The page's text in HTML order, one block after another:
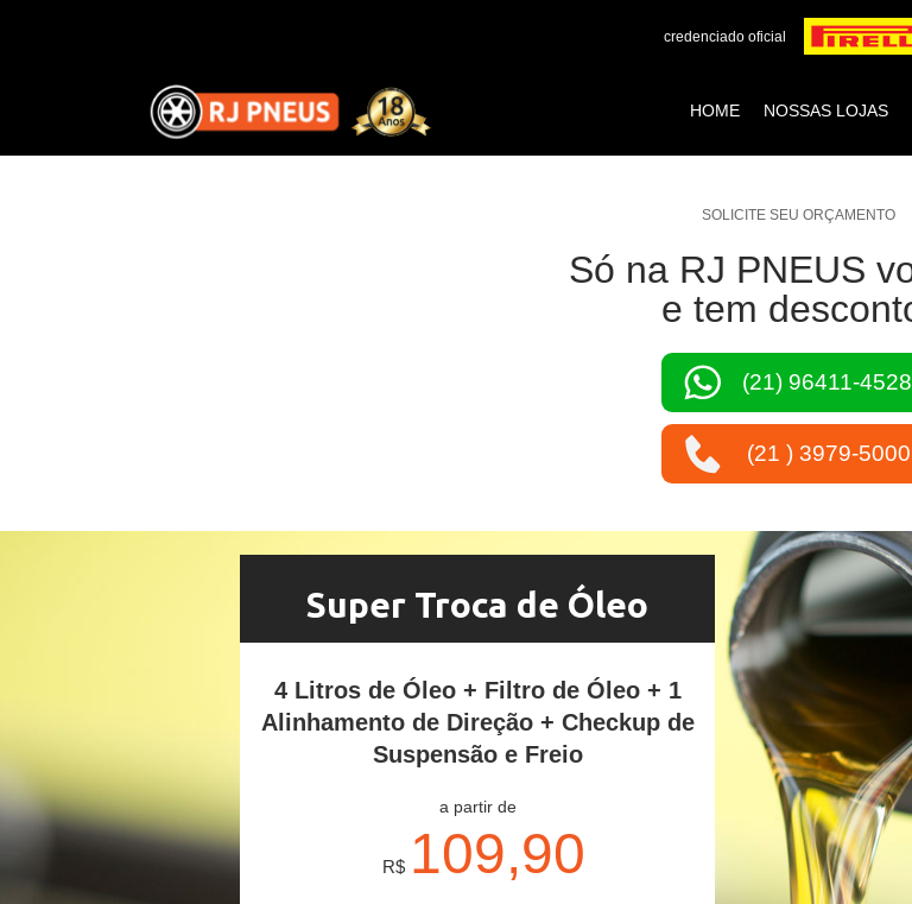
credenciado oficial
HOME NOSSAS LOJAS
SOLICITE SEU ORÇAMENTO
Só na RJ PNEUS
e tem
(21) 96411-4528
(21 ) 3979-5000
Super Troca de Óleo
4 Litros de Óleo + Filtro de Óleo + 1
Alinhamento de Direção + Checkup de
Suspensão e Freio
a partir de
R$ 109,90